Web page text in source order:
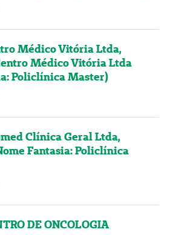
Médico Vitória Ltda,
Médico Vitória Ltda
Policlínica Master)
Clínica Geral Ltda,
Fantasia: Policlínica
DE ONCOLOGIA